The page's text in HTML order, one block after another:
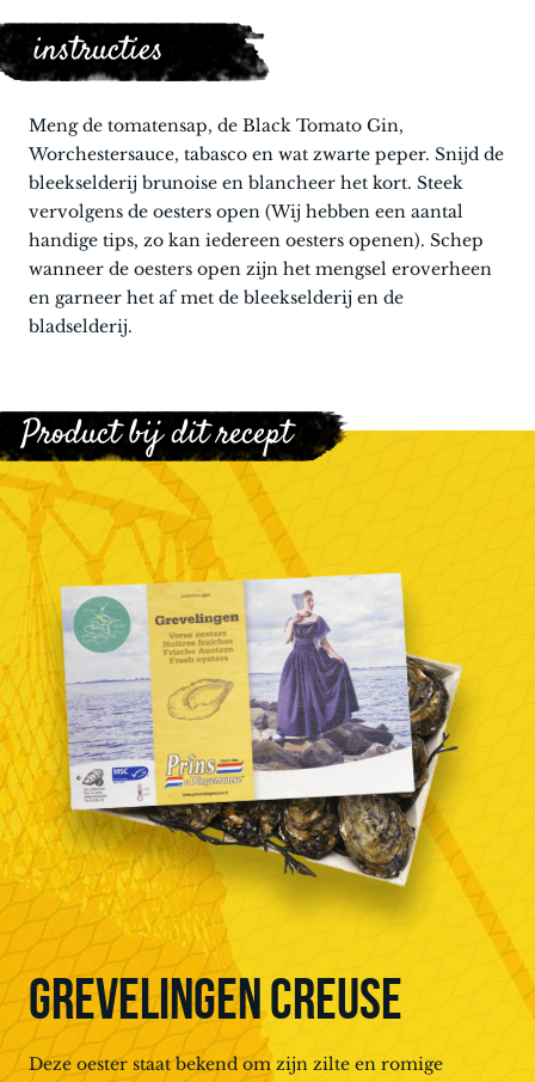
instructies
Meng de tomatensap, de Black Tomato Gin,
Worchestersauce, tabasco en wat zwarte peper. Snijd de
bleekselderij brunoise en blancheer het kort. Steek
vervolgens de oesters open (Wij hebben een aantal
handige tips, zo kan iedereen oesters openen). Schep
wanneer de oesters open zijn het mengsel eroverheen
en garneer het af met de bleekselderij en de
bladselderij.
Product bij dit recept
GREVELINGEN CREUSE
Deze oester staat bekend om zijn zilte en romige